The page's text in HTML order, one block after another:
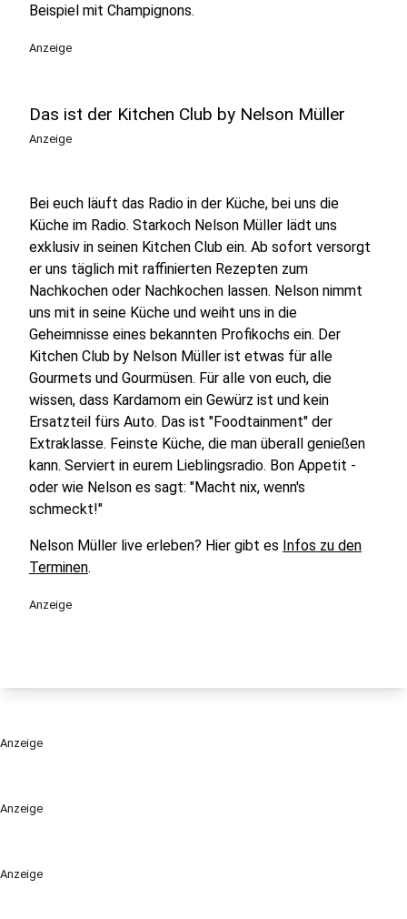
Anzeige
Anzeige
Beispiel mit Champignons.
Anzeige
Das ist der Kitchen Club by Nelson Müller
Anzeige
Bei euch läuft das Radio in der Küche, bei uns die
Küche im Radio. Starkoch Nelson Müller lädt uns
exklusiv in seinen Kitchen Club ein. Ab sofort versorgt
er uns täglich mit raffinierten Rezepten zum
Nachkochen oder Nachkochen lassen. Nelson nimmt
uns mit in seine Küche und weiht uns in die
Geheimnisse eines bekannten Profikochs ein. Der
Kitchen Club by Nelson Müller ist etwas für alle
Gourmets und Gourmüsen. Für alle von euch, die
wissen, dass Kardamom ein Gewürz ist und kein
Ersatzteil fürs Auto. Das ist "Foodtainment" der
Extraklasse. Feinste Küche, die man überall genießen
kann. Serviert in eurem Lieblingsradio. Bon Appetit -
oder wie Nelson es sagt: "Macht nix, wenn's
schmeckt!"
Nelson Müller live erleben? Hier gibt es Infos zu den
Terminen.
Anzeige
Anzeige